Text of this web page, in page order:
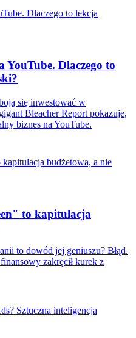
YouTube. Dlaczego to
się inwestować w
Bleacher Report pokazuje,
biznes na YouTube.
to kapitulacja
to dowód jej geniuszu? Błąd.
zakręcił kurek z